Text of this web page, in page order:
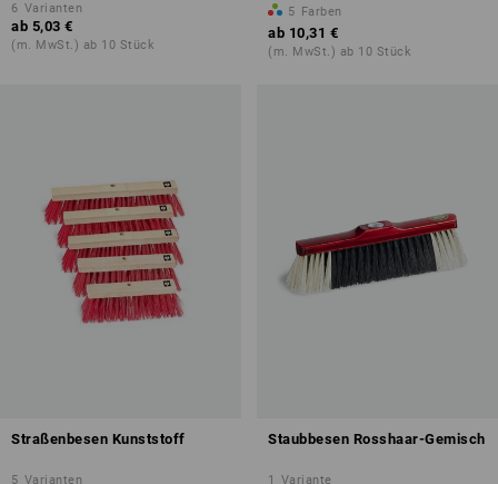
6 Varianten
ab 5,03 €
(m. MwSt.) ab 10 Stück
5 Farben
ab 10,31 €
(m. MwSt.) ab 10 Stück
Straßenbesen Kunststoff
5 Varianten
Staubbesen Rosshaar-Gemisch
1 Variante